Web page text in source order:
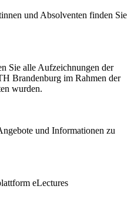
und Absolventen finden Sie
Sie alle Aufzeichnungen der
Brandenburg im Rahmen der
wurden.
und Informationen zu
eLectures